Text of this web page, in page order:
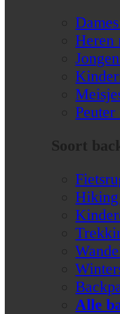
Heren
Soort
Hiking
Alle